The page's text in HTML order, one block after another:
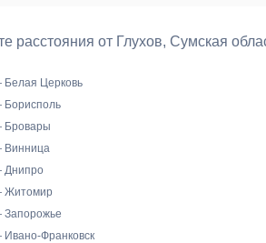
расстояния от Глухов, Сумская
Белая Церковь
Борисполь
Бровары
Винница
Днипро
Житомир
Запорожье
Ивано-Франковск